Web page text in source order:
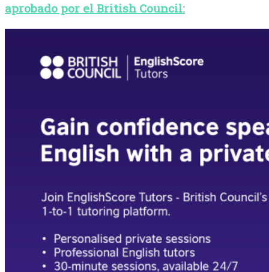
aprobado por el British Council: